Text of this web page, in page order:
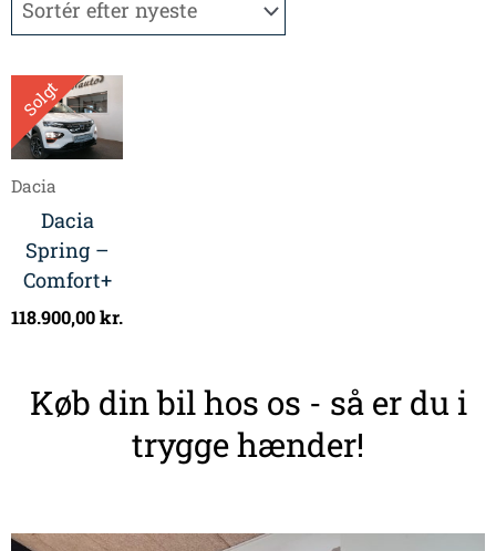
Solgt
Dacia
Dacia
Spring –
Comfort+
118.900,00kr.
Køb din bil hos os - så er du i
trygge hænder!